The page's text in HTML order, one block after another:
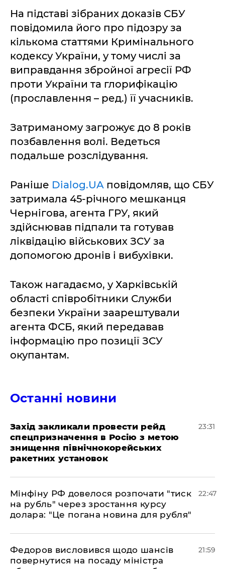
На підставі зібраних доказів СБУ
повідомила його про підозру за
кількома статтями Кримінального
кодексу України, у тому числі за
виправдання збройної агресії РФ
проти України та глорифікацію
(прославлення – ред.) її учасників.
Затриманому загрожує до 8 років
позбавлення волі. Ведеться
подальше розслідування.
Раніше Dialog.UA повідомляв, що СБУ
затримала 45-річного мешканця
Чернігова, агента ГРУ, який
здійснював підпали та готував
ліквідацію військових ЗСУ за
допомогою дронів і вибухівки.
Також нагадаємо, у Харківській
області співробітники Служби
безпеки України заарештували
агента ФСБ, який передавав
інформацію про позиції ЗСУ
окупантам.
Останні новини
​Захід закликали провести рейд
спецпризначення в Росію з метою
знищення північнокорейських
ракетних установок
23:31
​Мінфіну РФ довелося розпочати "тиск
на рубль" через зростання курсу
долара: "Це погана новина для рубля"
22:47
​Федоров висловився щодо шансів
повернутися на посаду міністра
21:59